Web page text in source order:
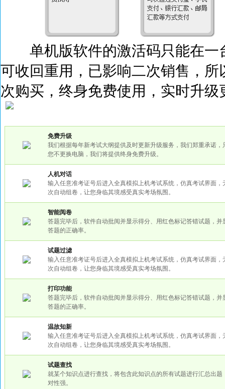
单机版软件的激活码只能在一
可收回重用，已影响二次销售，
次购买，终身免费使用，实时升
免费升级
我们根据每年新考试大纲提供及时更新升级服务，我们郑重承诺，
您不更换电脑，我们将提供终身免费升级。
人机对话
输入任意准考证号后进入全真模拟上机考试系统，仿真考试界面，
次自动组卷，让您身临其境感受真实考场氛围。
智能阅卷
答题完毕后，软件自动批阅并显示得分、用红色标记答错试题，并
答题的正确率。
试题过滤
输入任意准考证号后进入全真模拟上机考试系统，仿真考试界面，
次自动组卷，让您身临其境感受真实考场氛围。
打印功能
答题完毕后，软件自动批阅并显示得分、用红色标记答错试题，并
答题的正确率。
温故知新
输入任意准考证号后进入全真模拟上机考试系统，仿真考试界面，
次自动组卷，让您身临其境感受真实考场氛围。
试题查找
就某个知识点进行查找，将包含此知识点的所有试题进行汇总出题
对性强。